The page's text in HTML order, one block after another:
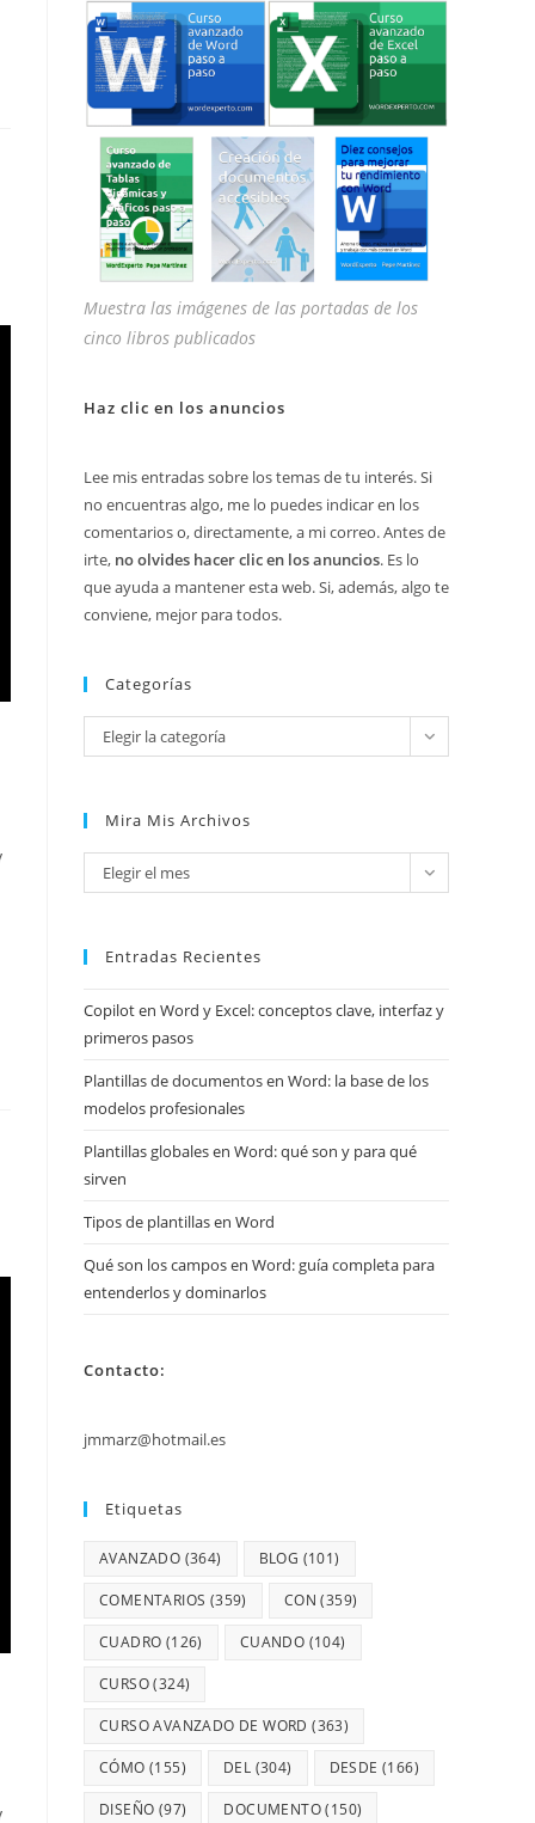
Muestra las imágenes de las portadas de los
cinco libros publicados
Haz clic en los anuncios
Lee mis entradas sobre los temas de tu interés. Si
no encuentras algo, me lo puedes indicar en los
comentarios o, directamente, a mi correo. Antes de
irte, no olvides hacer clic en los anuncios. Es lo
que ayuda a mantener esta web. Si, además, algo te
conviene, mejor para todos.
Categorías
Categorías
Elegir la categoría
Mira Mis Archivos
Mira
mis
Elegir el mes
Entradas Recientes
Copilot en Word y Excel: conceptos clave, interfaz y
primeros pasos
Plantillas de documentos en Word: la base de los
modelos profesionales
Plantillas globales en Word: qué son y para qué
sirven
Tipos de plantillas en Word
Qué son los campos en Word: guía completa para
entenderlos y dominarlos
Contacto:
jmmarz@hotmail.es
Etiquetas
AVANZADO (364) BLOG (101)
COMENTARIOS (359) CON (359)
CUADRO (126) CUANDO (104)
CURSO(324)
CURSO AVANZADO DE WORD (363)
CÓMO (155) DEL (304) DESDE (166)
DISEÑO (97) DOCUMENTO(150)